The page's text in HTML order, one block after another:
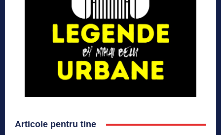
Articole pentru tine